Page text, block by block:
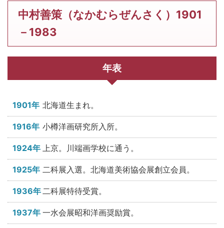
中村善策（なかむらぜんさく）1901
－1983
年表
1901年 北海道生まれ。
1916年 小樽洋画研究所入所。
1924年 上京。川端画学校に通う。
1925年 二科展入選。北海道美術協会展創立会員。
1936年 二科展特待受賞。
1937年 一水会展昭和洋画奨励賞。